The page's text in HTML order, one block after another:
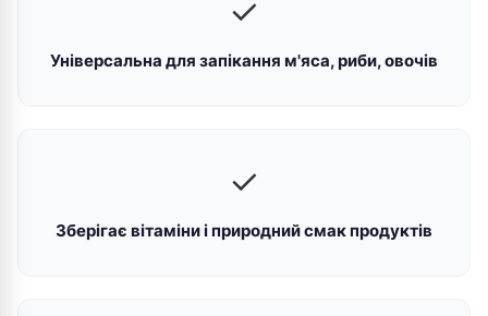
✓
Універсальна для запікання м'яса, риби, овочів
✓
Зберігає вітаміни і природний смак продуктів